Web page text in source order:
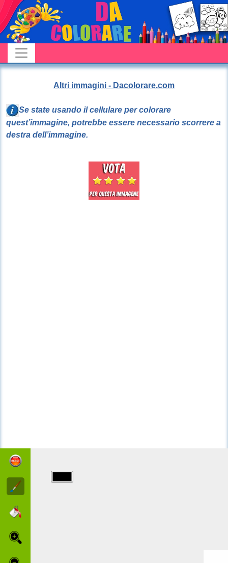
Altri immagini - Dacolorare.com
Se state usando il cellulare per colorare
quest’immagine, potrebbe essere necessario scorrere a
destra dell’immagine.